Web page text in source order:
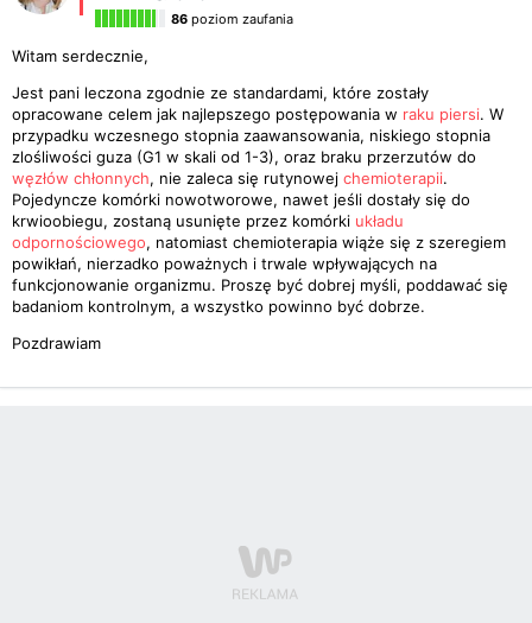
86 poziom zaufania
Witam serdecznie,
Jest pani leczona zgodnie ze standardami, które zostały
opracowane celem jak najlepszego postępowania w raku piersi. W
przypadku wczesnego stopnia zaawansowania, niskiego stopnia
zlośliwości guza (G1 w skali od 1-3), oraz braku przerzutów do
węzłów chłonnych, nie zaleca się rutynowej chemioterapii.
Pojedyncze komórki nowotworowe, nawet jeśli dostały się do
krwioobiegu, zostaną usunięte przez komórki układu
odpornościowego, natomiast chemioterapia wiąże się z szeregiem
powikłań, nierzadko poważnych i trwale wpływających na
funkcjonowanie organizmu. Proszę być dobrej myśli, poddawać się
badaniom kontrolnym, a wszystko powinno być dobrze.
Pozdrawiam